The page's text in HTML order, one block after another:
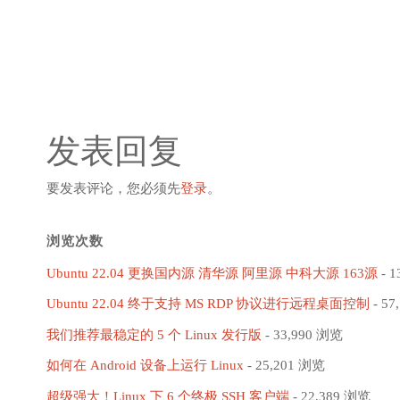
发表回复
要发表评论，您必须先登录。
浏览次数
Ubuntu 22.04 更换国内源 清华源 阿里源 中科大源 163源 -
Ubuntu 22.04 终于支持 MS RDP 协议进行远程桌面控制 -
我们推荐最稳定的 5 个 Linux 发行版 - 33,990 浏览
如何在 Android 设备上运行 Linux - 25,201 浏览
超级强大！Linux 下 6 个终极 SSH 客户端 - 22,389 浏览